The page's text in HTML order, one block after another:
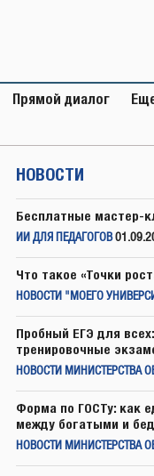
Прямой диалог
НОВОСТИ
Бесплатные мастер-
ИИ ДЛЯ ПЕДАГОГОВ
Что такое «Точки
НОВОСТИ "МОЕГО
Пробный ЕГЭ для
тренировочные
НОВОСТИ МИНИСТЕРСТВА
Форма по ГОСТу: как
между богатыми и
НОВОСТИ МИНИСТЕРСТВА